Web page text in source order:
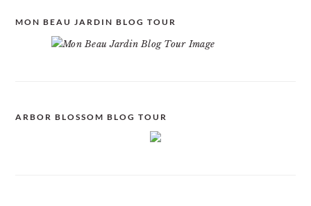
MON BEAU JARDIN BLOG TOUR
ARBOR BLOSSOM BLOG TOUR